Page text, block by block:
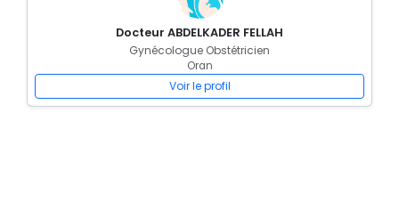
Docteur ABDELKADER FELLAH
Gynécologue Obstétricien
Oran
Voir le profil